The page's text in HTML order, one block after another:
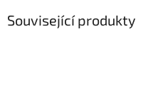
Související produkty